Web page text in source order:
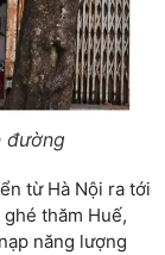
đường
từ Hà Nội ra tới
thăm Huế,
năng lượng